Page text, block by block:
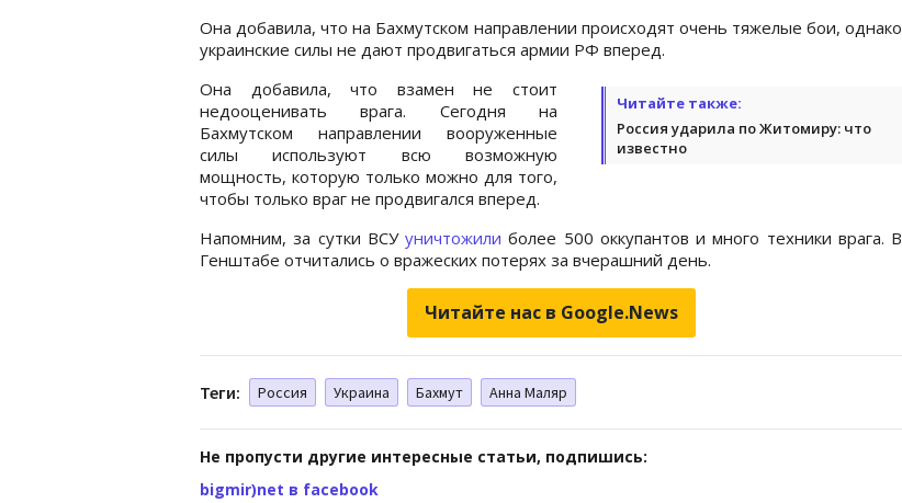
Она добавила, что на Бахмутском направлении происходят очень тяжелые бои, однако
украинские силы не дают продвигаться армии РФ вперед.
Читайте также:
Россия ударила по Житомиру: что
известно
Она добавила, что взамен не стоит
недооценивать врага. Сегодня на
Бахмутском направлении вооруженные
силы используют всю возможную
мощность, которую только можно для того,
чтобы только враг не продвигался вперед.
Напомним, за сутки ВСУ уничтожили более 500 оккупантов и много техники врага. В
Генштабе отчитались о вражеских потерях за вчерашний день.
Читайте нас в Google.News
Теги: Россия Украина Бахмут Анна Маляр
Не пропусти другие интересные статьи, подпишись:
bigmir)net в facebook